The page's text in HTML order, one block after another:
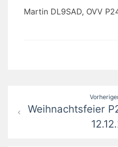
Martin DL9SAD, OVV
Beitragsnavigation
Weihnachtsfeier